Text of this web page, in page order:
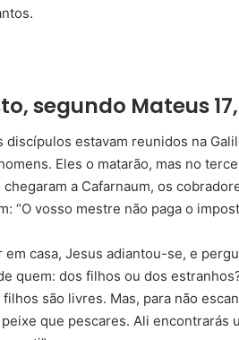
segundo Mateus
estavam reunidos na
Eles o matarão, mas no
a Cafarnaum, os
“O vosso mestre não paga o
em casa, Jesus adiantou-se, e
quem: dos filhos ou dos
são livres. Mas, para não
que pescares. Ali encontrarás